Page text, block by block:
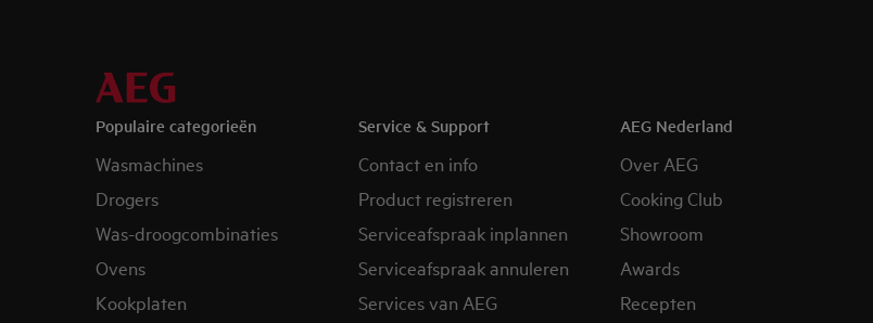
Populaire categorieën
Wasmachines
Drogers
Was-droogcombinaties
Ovens
Kookplaten
Service & Support
Contact en info
Product registreren
Serviceafspraak inplannen
Serviceafspraak annuleren
Services van AEG
AEG Nederland
Over AEG
Cooking Club
Showroom
Awards
Recepten